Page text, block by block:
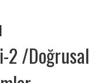
2 /Doğrusal